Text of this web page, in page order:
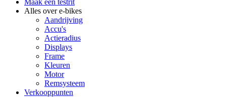
Hoofdnavigatie
Maak een testrit
Alles over e-bikes
Aandrijving
Accu's
Actieradius
Displays
Frame
Kleuren
Motor
Remsysteem
Verkooppunten